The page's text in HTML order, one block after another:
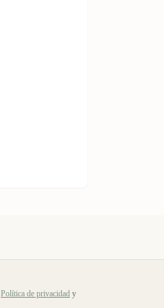
Política de privacidad y